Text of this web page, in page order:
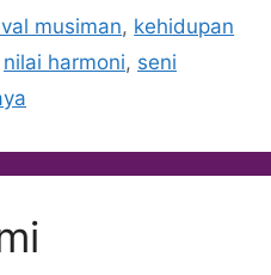
musiman, kehidupan
nilai harmoni, seni